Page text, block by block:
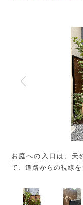
お庭への入口は、天
て、道路からの視線を